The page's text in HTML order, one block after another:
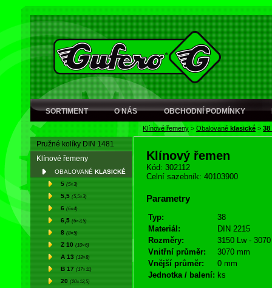
SORTIMENT O NÁS OBCHODNÍ PODMÍNKY
Klínové řemeny > Obalované klasické > 38
Pružné kolíky DIN 1481
Klínové řemeny
OBALOVANÉ KLASICKÉ
5 (5×3)
5,5 (5,5×3)
6 (6×4)
6,5 (6×3,5)
8 (8×5)
Z 10 (10×6)
A 13 (13×8)
B 17 (17×11)
20 (20×12,5)
Klínový řemen
Kód: 302112
Celní sazebník: 40103900
Parametry
Typ:
38
Materiál:
DIN 2215
Rozměry:
3150 Lw -
Vnitřní průměr:
3070 mm
Vnější průměr:
0 mm
Jednotka / balení: ks